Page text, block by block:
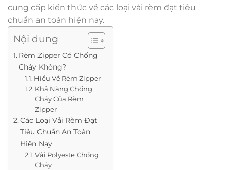
cung cấp kiến thức về các loại vải rèm đạt tiêu
chuẩn an toàn hiện nay.
Nội dung
Rèm Zipper Có Chống
Cháy Không?
Hiểu Về Rèm Zipper
Khả Năng Chống
Cháy Của Rèm
Zipper
Các Loại Vải Rèm Đạt
Tiêu Chuẩn An Toàn
Hiện Nay
Vải Polyeste Chống
Cháy